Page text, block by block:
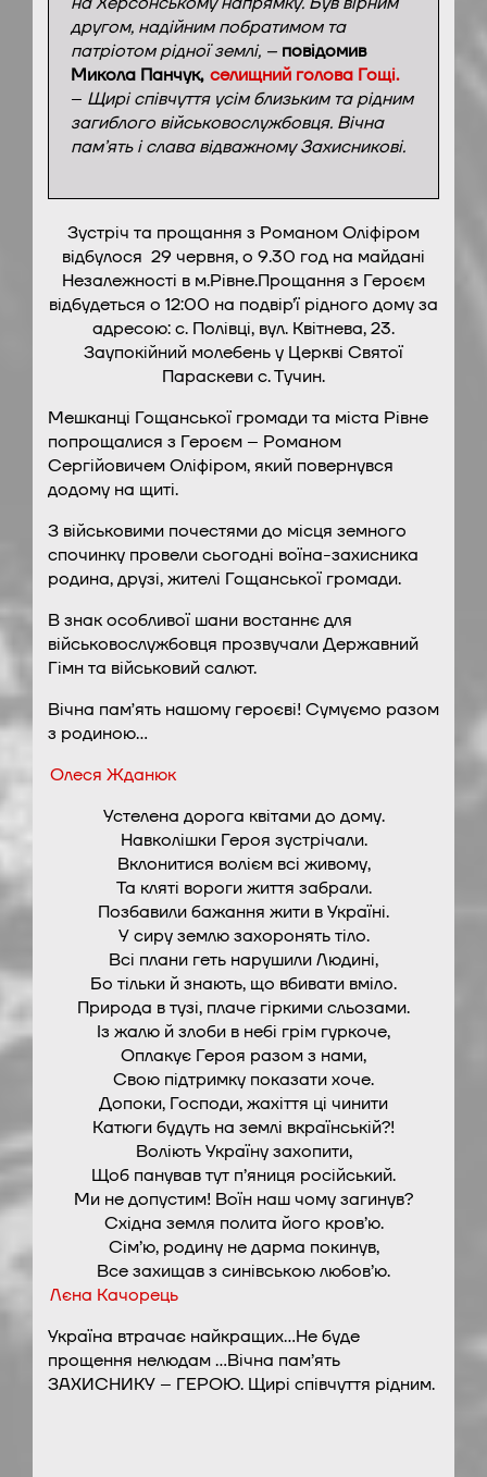
другом, надійним побратимом та
патріотом рідної землі, –повідомив
Микола Панчук, селищний голова Гощі.
– Щирі співчуття усім близьким та рідним
загиблого військовослужбовця. Вічна
пам’ять і слава відважному Захисникові.
Зустріч та прощання з Романом Оліфіром
відбулося 29 червня, о 9.30 год на майдані
Незалежності в м.Рівне.Прощання з Героєм
відбудеться о 12:00 на подвір’ї рідного дому за
адресою: с. Полівці, вул. Квітнева, 23.
Заупокійний молебень у Церкві Святої
Параскеви с. Тучин.
Мешканці Гощанської громади та міста Рівне
попрощалися з Героєм – Романом
Сергійовичем Оліфіром, який повернувся
додому на щиті.
З військовими почестями до місця земного
спочинку провели сьогодні воїна-захисника
родина, друзі, жителі Гощанської громади.
В знак особливої шани востаннє для
військовослужбовця прозвучали Державний
Гімн та військовий салют.
Вічна памʼять нашому героєві! Сумуємо разом
з родиною…
Олеся Жданюк
Устелена дорога квітами до дому.
Навколішки Героя зустрічали.
Вклонитися волієм всі живому,
Та кляті вороги життя забрали.
Позбавили бажання жити в Україні.
У сиру землю захоронять тіло.
Всі плани геть нарушили Людині,
Бо тільки й знають, що вбивати вміло.
Природа в тузі, плаче гіркими сльозами.
Із жалю й злоби в небі грім гуркоче,
Оплакує Героя разом з нами,
Свою підтримку показати хоче.
Допоки, Господи, жахіття ці чинити
Катюги будуть на землі вкраїнській?!
Воліють Україну захопити,
Щоб панував тут п’яниця російський.
Ми не допустим! Воїн наш чому загинув?
Східна земля полита його кров’ю.
Сім’ю, родину не дарма покинув,
Все захищав з синівською любов’ю.
Лєна Качорець
Україна втрачає найкращих…Не буде
прощення нелюдам …Вічна пам’ять
ЗАХИСНИКУ – ГЕРОЮ. Щирі співчуття рідним.